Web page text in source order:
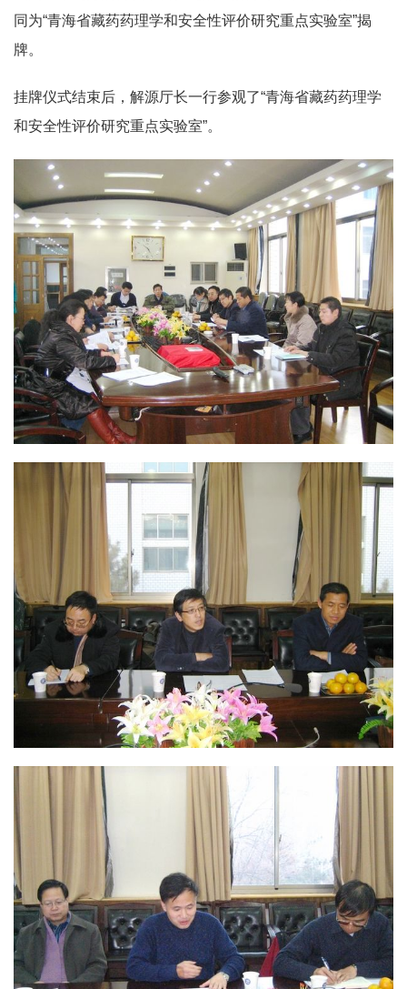
同为“青海省藏药药理学和安全性评价研究重点实验室”揭
牌。
挂牌仪式结束后，解源厅长一行参观了“青海省藏药药理学
和安全性评价研究重点实验室”。